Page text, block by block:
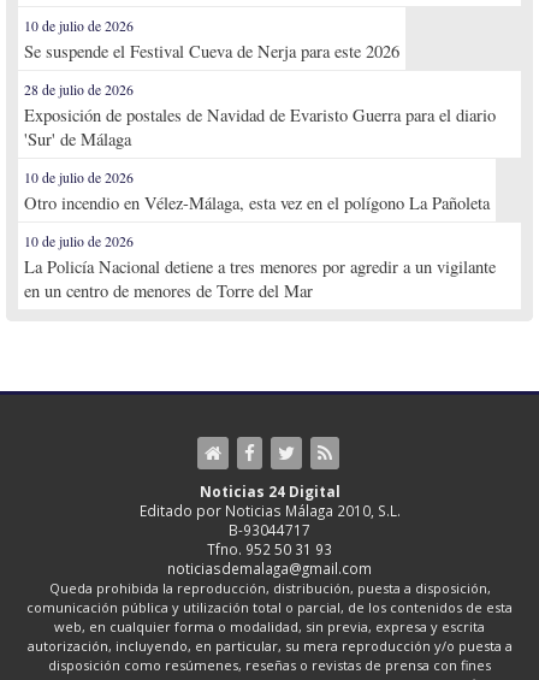
10 de julio de 2026
Se suspende el Festival Cueva de Nerja para este 2026
28 de julio de 2026
Exposición de postales de Navidad de Evaristo Guerra para el diario
'Sur' de Málaga
10 de julio de 2026
Otro incendio en Vélez-Málaga, esta vez en el polígono La Pañoleta
10 de julio de 2026
La Policía Nacional detiene a tres menores por agredir a un vigilante
en un centro de menores de Torre del Mar
Noticias 24 Digital
Editado por Noticias Málaga 2010, S.L.
B-93044717
Tfno. 952 50 31 93
noticiasdemalaga@gmail.com
Queda prohibida la reproducción, distribución, puesta a disposición,
comunicación pública y utilización total o parcial, de los contenidos de esta
web, en cualquier forma o modalidad, sin previa, expresa y escrita
autorización, incluyendo, en particular, su mera reproducción y/o puesta a
disposición como resúmenes, reseñas o revistas de prensa con fines